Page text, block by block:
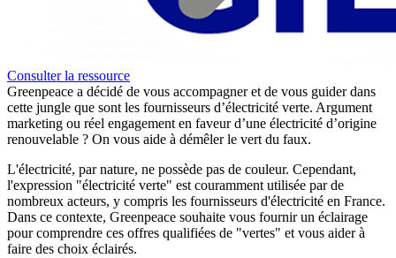
Consulter la ressource
Greenpeace a décidé de vous accompagner et de vous guider dans
cette jungle que sont les fournisseurs d’électricité verte. Argument
marketing ou réel engagement en faveur d’une électricité d’origine
renouvelable ? On vous aide à démêler le vert du faux.
L'électricité, par nature, ne possède pas de couleur. Cependant,
l'expression "électricité verte" est couramment utilisée par de
nombreux acteurs, y compris les fournisseurs d'électricité en France.
Dans ce contexte, Greenpeace souhaite vous fournir un éclairage
pour comprendre ces offres qualifiées de "vertes" et vous aider à
faire des choix éclairés.